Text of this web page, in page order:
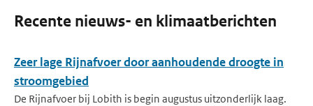
Recente nieuws- en klimaatberichten
Zeer lage Rijnafvoer door aanhoudende droogte in
stroomgebied
De Rijnafvoer bij Lobith is begin augustus uitzonderlijk laag.